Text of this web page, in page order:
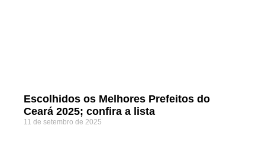
Escolhidos os Melhores Prefeitos do
Ceará 2025; confira a lista
11 de setembro de 2025